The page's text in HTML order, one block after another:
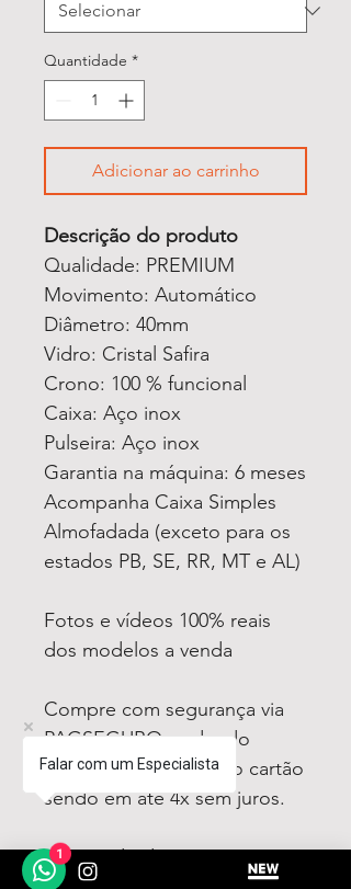
Quantidade *
Adicionar ao carrinho
Descrição do produto
Qualidade: PREMIUM
Movimento: Automático
Diâmetro: 40mm
Vidro: Cristal Safira
Crono: 100 % funcional
Caixa: Aço inox
Pulseira: Aço inox
Garantia na máquina: 6 meses
Acompanha Caixa Simples
Almofadada (exceto para os
estados PB, SE, RR, MT e AL)
Fotos e vídeos 100% reais
dos modelos a venda
Compre com segurança via
PAGSEGURO podendo
parcelar em até 12x no cartão
sendo em até 4x sem juros.
Tem medo de comprar e não
Falar com um Especialista
1